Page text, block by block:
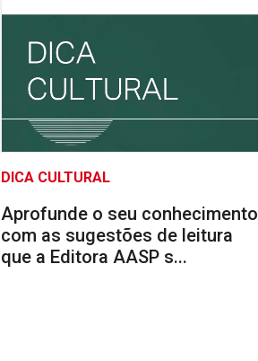
DICA CULTURAL
Aprofunde o seu conhecimento
com as sugestões de leitura
que a Editora AASP s...